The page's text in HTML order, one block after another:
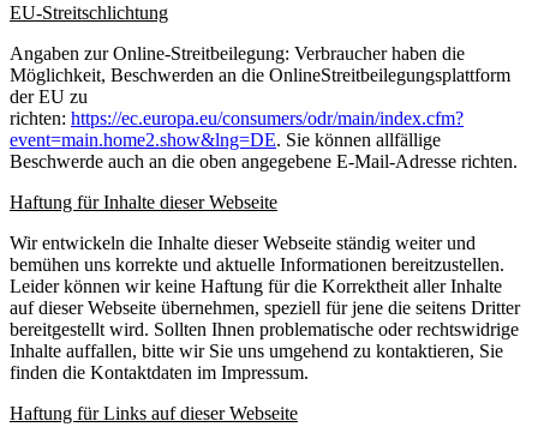
EU-Streitschlichtung
Angaben zur Online-Streitbeilegung: Verbraucher haben die
Möglichkeit, Beschwerden an die OnlineStreitbeilegungsplattform
der EU zu
richten: https://ec.europa.eu/consumers/odr/main/index.cfm?
event=main.home2.show&lng=DE. Sie können allfällige
Beschwerde auch an die oben angegebene E-Mail-Adresse richten.
Haftung für Inhalte dieser Webseite
Wir entwickeln die Inhalte dieser Webseite ständig weiter und
bemühen uns korrekte und aktuelle Informationen bereitzustellen.
Leider können wir keine Haftung für die Korrektheit aller Inhalte
auf dieser Webseite übernehmen, speziell für jene die seitens Dritter
bereitgestellt wird. Sollten Ihnen problematische oder rechtswidrige
Inhalte auffallen, bitte wir Sie uns umgehend zu kontaktieren, Sie
finden die Kontaktdaten im Impressum.
Haftung für Links auf dieser Webseite